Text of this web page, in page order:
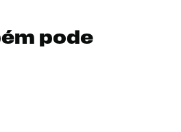
pode